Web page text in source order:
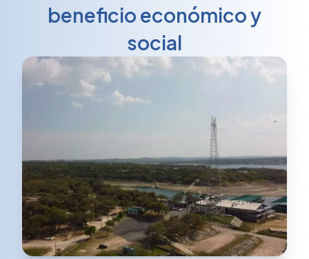
beneficio económico y
social